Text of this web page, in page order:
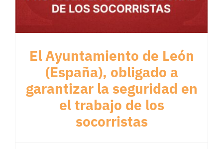
El Ayuntamiento de León
(España), obligado a
garantizar la seguridad en
el trabajo de los
socorristas